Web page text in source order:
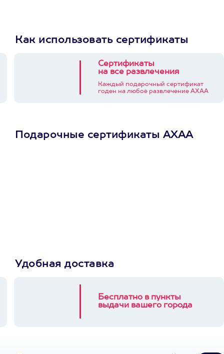
Как использовать сертификаты
Сертификаты
на все развлечения
Каждый подарочный сертификат
годен на любое развлечение АХАА
Подарочные сертификаты АХАА
Удобная доставка
Бесплатно в пункты
выдачи вашего города